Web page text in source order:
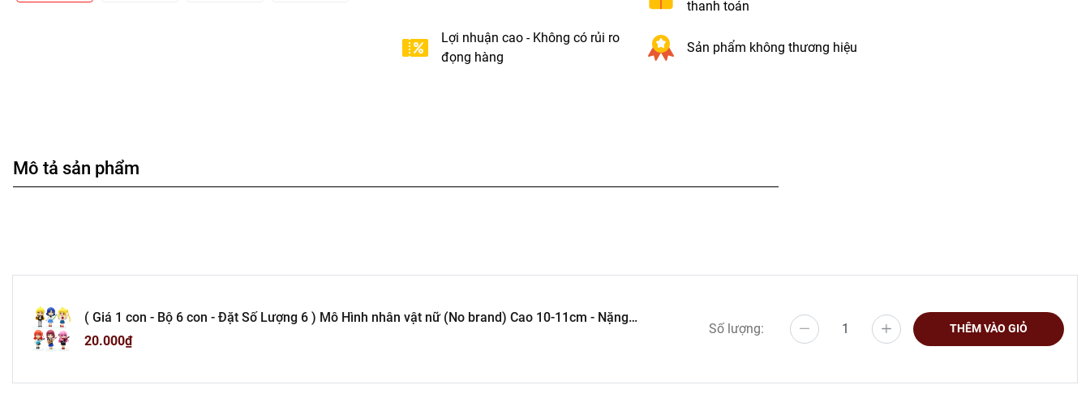
thanh toán
Lợi nhuận cao - Không có rủi ro
đọng hàng
Sản phẩm không thương hiệu
Mô tả sản phẩm
( Giá 1 con - Bộ 6 con - Đặt Số Lượng 6 ) Mô Hình nhân vật nữ (No brand) Cao 10-11cm - Nặng
20.000₫
Số lượng: THÊM VÀO GIỎ